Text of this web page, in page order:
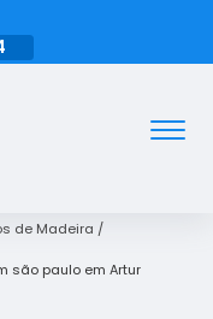
de Madeira
são paulo em Artur